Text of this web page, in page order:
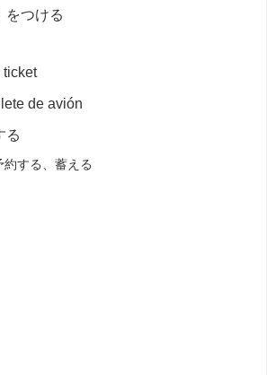
をつける
ticket
de avión
る
する、蓄える